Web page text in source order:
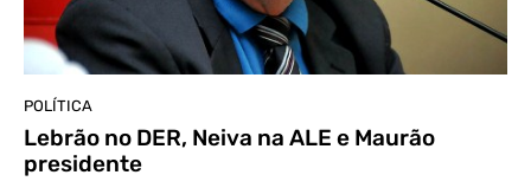
POLÍTICA
Lebrão no DER, Neiva na ALE e Maurão
presidente